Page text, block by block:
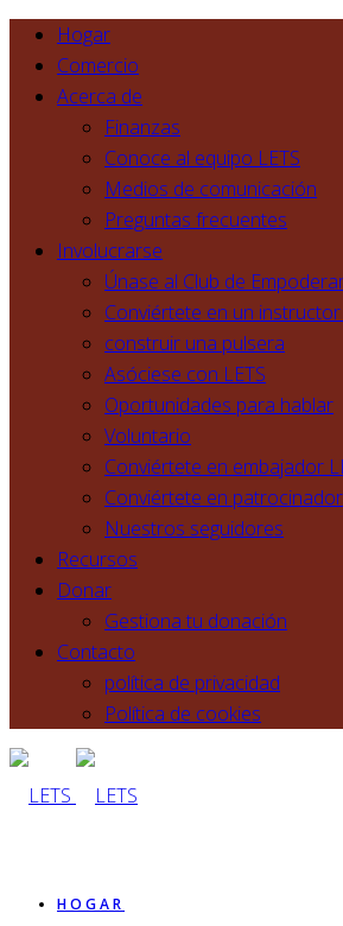
Hogar
Comercio
Acerca de
Finanzas
Conoce al equipo LETS
Medios de comunicación
Preguntas frecuentes
Involucrarse
Únase al Club de
Conviértete en un instructor
construir una pulsera
Asóciese con LETS
Oportunidades para hablar
Voluntario
Conviértete en embajador
Conviértete en
Nuestros seguidores
Recursos
Donar
Gestiona tu donación
Contacto
política de privacidad
Política de cookies
HOGAR